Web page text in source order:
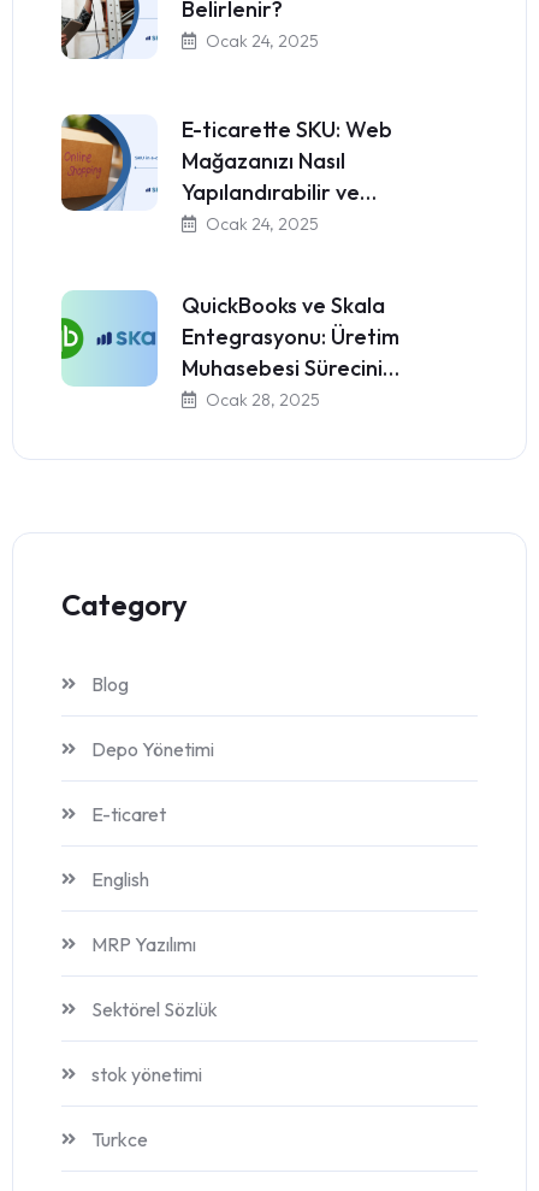
Belirlenir?
Ocak 24, 2025
E-ticarette SKU: Web
Mağazanızı Nasıl
Yapılandırabilir ve…
Ocak 24, 2025
QuickBooks ve Skala
Entegrasyonu: Üretim
Muhasebesi Sürecini…
Ocak 28, 2025
Category
Blog
Depo Yönetimi
E-ticaret
English
MRP Yazılımı
Sektörel Sözlük
stok yönetimi
Turkce